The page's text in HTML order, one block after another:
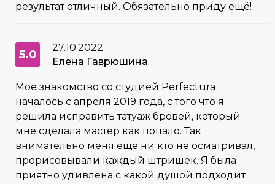
результат отличный. Обязательно приду ещё!
5.0
27.10.2022
Елена Гаврюшина
Моё знакомство со студией Perfectura
началось с апреля 2019 года, с того что я
решила исправить татуаж бровей, который
мне сделала мастер как попало. Так
внимательно меня ещё ни кто не осматривал,
прорисовывали каждый штришек. Я была
приятно удивлена с какой душой подходит